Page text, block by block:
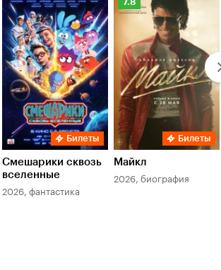
Билеты
Смешарики сквозь
вселенные
2026, фантастика
Кинопоиска
Билеты
Майкл
2026, биография